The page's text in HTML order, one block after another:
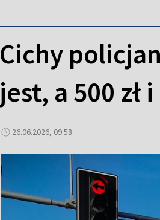
Cichy
jest, a 500
26.06.2026, 09:58